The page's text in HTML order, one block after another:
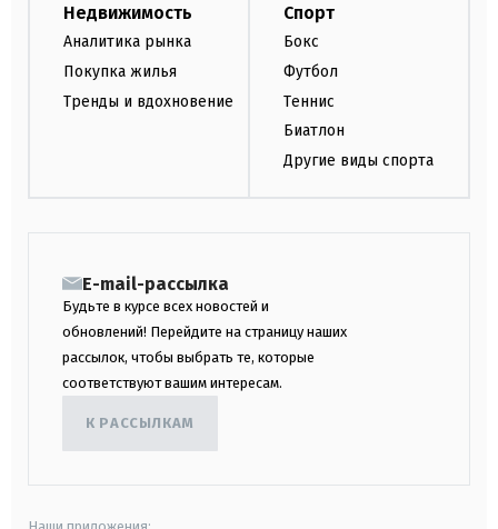
Недвижимость
Аналитика рынка
Покупка жилья
Тренды и вдохновение
Спорт
Бокс
Футбол
Теннис
Биатлон
Другие виды спорта
E-mail-рассылка
Будьте в курсе всех новостей и
обновлений! Перейдите на страницу наших
рассылок, чтобы выбрать те, которые
соответствуют вашим интересам.
К РАССЫЛКАМ